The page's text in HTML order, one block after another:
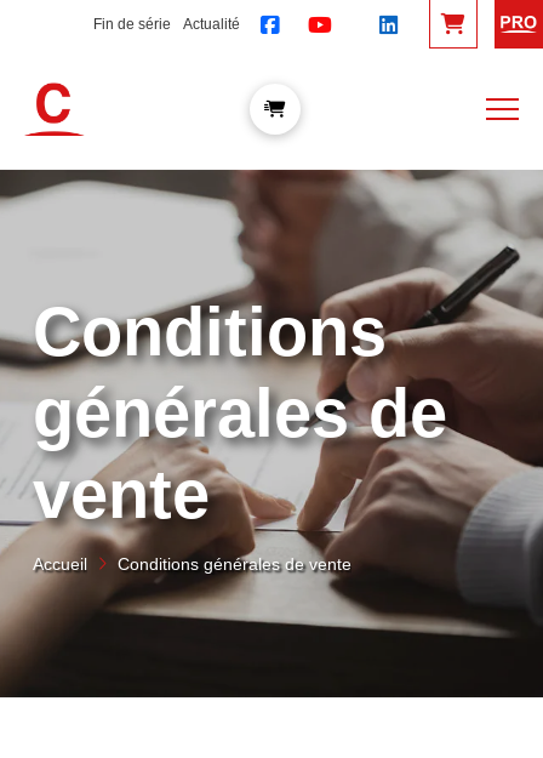
Fin de série Actualité
Conditions
générales de
vente
Accueil Conditions générales de vente